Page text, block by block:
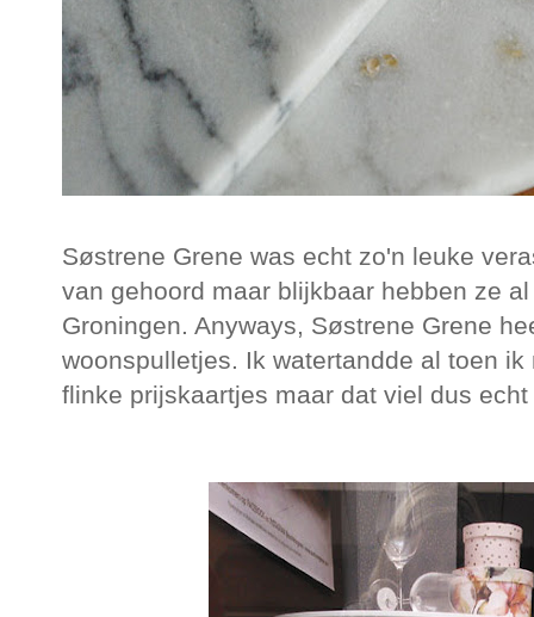
Søstrene Grene was echt zo'n leuke
van gehoord maar blijkbaar hebben ze
Groningen. Anyways, Søstrene Grene
woonspulletjes. Ik watertandde al toen
flinke prijskaartjes maar dat viel dus